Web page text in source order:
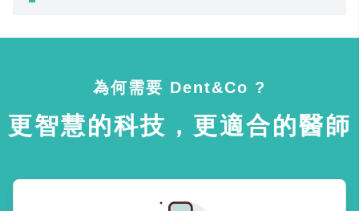
為何需要 Dent&Co ?
更智慧的科技，更適合的醫師